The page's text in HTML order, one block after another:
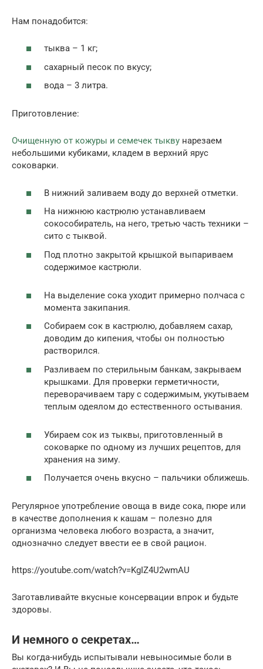
Нам понадобится:
тыква – 1 кг;
сахарный песок по вкусу;
вода – 3 литра.
Приготовление:
Очищенную от кожуры и семечек тыкву нарезаем
небольшими кубиками, кладем в верхний ярус
соковарки.
В нижний заливаем воду до верхней отметки.
На нижнюю кастрюлю устанавливаем
сокособиратель, на него, третью часть техники –
сито с тыквой.
Под плотно закрытой крышкой выпариваем
содержимое кастрюли.
На выделение сока уходит примерно полчаса с
момента закипания.
Собираем сок в кастрюлю, добавляем сахар,
доводим до кипения, чтобы он полностью
растворился.
Разливаем по стерильным банкам, закрываем
крышками. Для проверки герметичности,
переворачиваем тару с содержимым, укутываем
теплым одеялом до естественного остывания.
Убираем сок из тыквы, приготовленный в
соковарке по одному из лучших рецептов, для
хранения на зиму.
Получается очень вкусно – пальчики оближешь.
Регулярное употребление овоща в виде сока, пюре или
в качестве дополнения к кашам – полезно для
организма человека любого возраста, а значит,
однозначно следует ввести ее в свой рацион.
https://youtube.com/watch?v=KgIZ4U2wmAU
Заготавливайте вкусные консервации впрок и будьте
здоровы.
И немного о секретах…
Вы когда-нибудь испытывали невыносимые боли в